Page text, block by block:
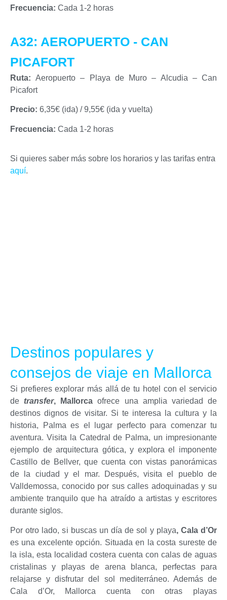
Frecuencia: Cada 1-2 horas
A32: AEROPUERTO - CAN
PICAFORT
Ruta: Aeropuerto – Playa de Muro – Alcudia – Can
Picafort
Precio: 6,35€ (ida) / 9,55€ (ida y vuelta)
Frecuencia: Cada 1-2 horas
Si quieres saber más sobre los horarios y las tarifas entra
aquí.
Destinos populares y
consejos de viaje en Mallorca
Si prefieres explorar más allá de tu hotel con el servicio
de transfer, Mallorca ofrece una amplia variedad de
destinos dignos de visitar. Si te interesa la cultura y la
historia, Palma es el lugar perfecto para comenzar tu
aventura. Visita la Catedral de Palma, un impresionante
ejemplo de arquitectura gótica, y explora el imponente
Castillo de Bellver, que cuenta con vistas panorámicas
de la ciudad y el mar. Después, visita el pueblo de
Valldemossa, conocido por sus calles adoquinadas y su
ambiente tranquilo que ha atraído a artistas y escritores
durante siglos.
Por otro lado, si buscas un día de sol y playa, Cala d’Or
es una excelente opción. Situada en la costa sureste de
la isla, esta localidad costera cuenta con calas de aguas
cristalinas y playas de arena blanca, perfectas para
relajarse y disfrutar del sol mediterráneo. Además de
Cala d’Or, Mallorca cuenta con otras playas